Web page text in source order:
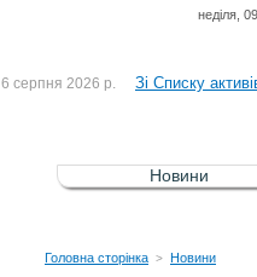
неділя,
До Списку
6 серпня 2026 р. Зі Списку
5 серпня 2026 р. Зі списку
4 серпня 2026 р. До Списку
Новини
Головна сторінка > Новини